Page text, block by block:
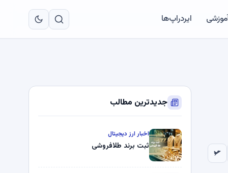
ایردراپ‌ها
جدیدترین مطالب
اخبار ارز دیجیتال
ثبت برند طلافروشی